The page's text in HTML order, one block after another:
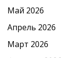
Май 2026
Апрель 2026
Март 2026